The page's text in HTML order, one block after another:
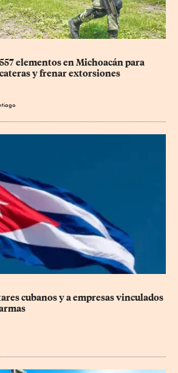
elementos en Michoacán para
y frenar extorsiones
cubanos y a empresas vinculados